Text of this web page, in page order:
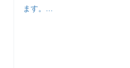
ます。...